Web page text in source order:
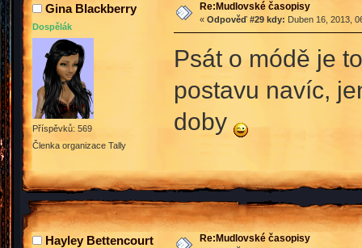
Gina Blackberry
Dospělák
Příspěvků: 569
Členka organizace Tally
Re:Mudlovské časopisy
« Odpověď #29 kdy: Duben 16, 2013,
Psát o módě je
postavu navíc,
doby
Hayley Bettencourt Re:Mudlovské časopisy